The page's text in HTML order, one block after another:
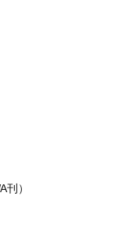
刊）